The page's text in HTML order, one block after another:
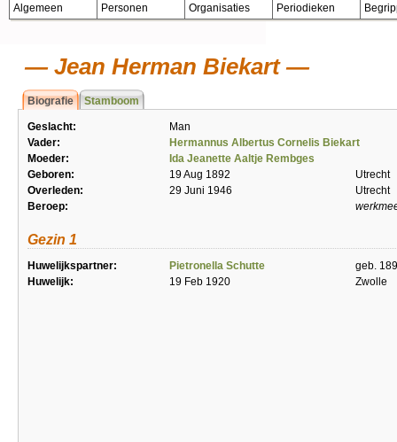
Algemeen Personen Organisaties Periodieken
Jean Herman Biekart
Biografie Stamboom
Geslacht:
Man
Vader:
Hermannus Albertus Cornelis Biekart
Moeder:
Ida Jeanette Aaltje Rembges
Geboren:
19 Aug 1892
Utrecht
Overleden:
29 Juni 1946
Utrecht
Beroep:
Gezin 1
Huwelijkspartner: Pietronella Schutte
geb.
Huwelijk:
19 Feb 1920 Zwolle